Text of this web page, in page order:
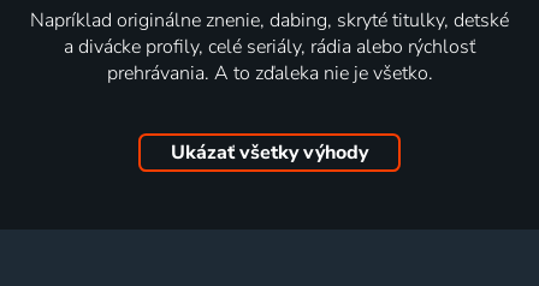
Napríklad originálne znenie, dabing, skryté titulky, detské
a divácke profily, celé seriály, rádia alebo rýchlosť
prehrávania. A to zďaleka nie je všetko.
Ukázať všetky výhody